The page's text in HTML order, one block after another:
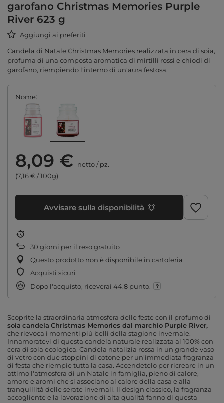
garofano Christmas Memories Purple
River 623 g
Aggiungi ai preferiti
Candela di Natale Christmas Memories realizzata in cera di soia,
profuma di una composta aromatica di mirtilli rossi e chiodi di
garofano, riempiendo l'interno di un'aura festosa.
Nome
8,09 € netto/pz.
(7,16 € / 100g)
Avvisare sulla disponibilità
30 giorni per il reso gratuito
Questo prodotto non è disponibile in cartoleria
Acquisti sicuri
Dopo l'acquisto, riceverai 44.8 punto.
Scoprite la straordinaria atmosfera delle feste con il profumo di
soia candela Christmas Memories dal marchio Purple River,
che rievoca i momenti più belli della stagione invernale.
Innamoratevi di questa candela naturale realizzata al 100% con
cera di soia ecologica. Candela natalizia rossa in un grande vaso
di vetro con due stoppini di cotone per un'immediata fragranza
di festa che riempie tutta la casa. Accendetelo per ricreare in un
attimo l'atmosfera di un Natale in famiglia, pieno di calore,
amore e aromi che si associano al calore della casa e alla
tranquillità delle serate invernali. Il design classico, la fragranza
accogliente e la lavorazione di alta qualità fanno di questa